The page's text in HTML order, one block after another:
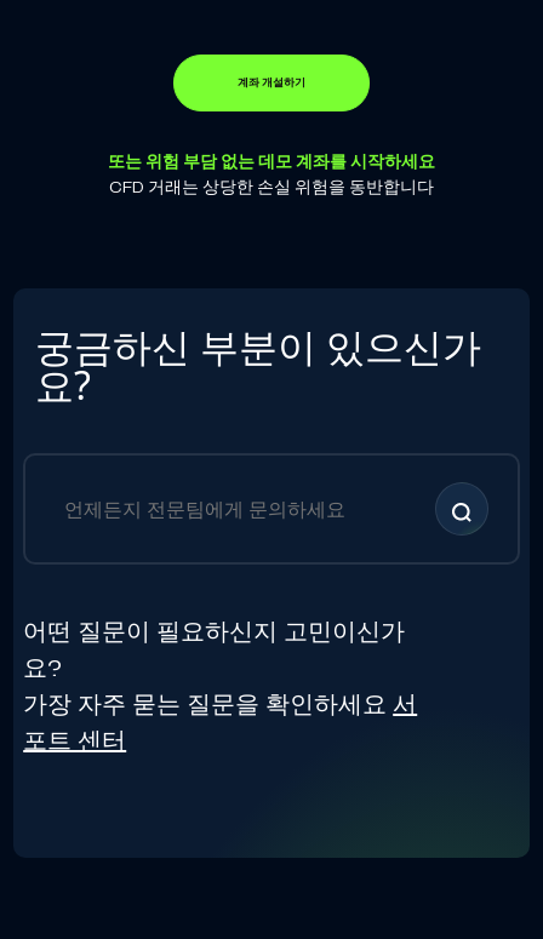
계좌 개설하기
또는 위험 부담 없는 데모 계좌를 시작하세요
CFD 거래는 상당한 손실 위험을 동반합니다
궁금하신 부분이 있으신가
요?
어떤 질문이 필요하신지 고민이신가
요?
가장 자주 묻는 질문을 확인하세요 서
포트 센터